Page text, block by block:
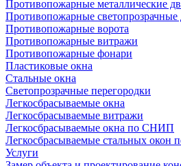
Противопожарные металлические
Противопожарные светопрозрачные
Противопожарные ворота
Противопожарные витражи
Противопожарные фонари
Пластиковые окна
Стальные окна
Светопрозрачные перегородки
Легкосбрасываемые окна
Легкосбрасываемые витражи
Легкосбрасываемые окна по СНИП
Легкосбрасываемые стальных окон
Услуги